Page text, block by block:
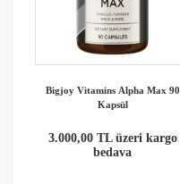
Bigjoy Vitamins Alpha Max 90
Kapsül
3.000,00 TL üzeri kargo
bedava